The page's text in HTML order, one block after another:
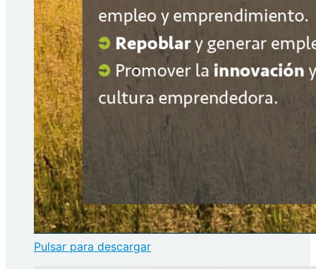
Pulsar para descargar